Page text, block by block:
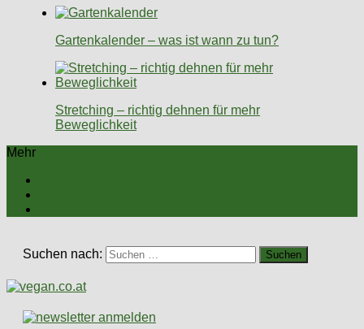
Gartenkalender – was ist wann zu tun?
Stretching – richtig dehnen für mehr
Beweglichkeit
Mehr
Suchen nach: